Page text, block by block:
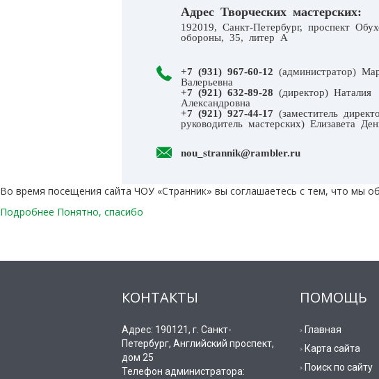
Адрес Творческих мастерских:
192019, Санкт-Петербург, проспект
обороны, 35, литер А
+7 (931) 967-60-12 (администратор)
Валерьевна
+7 (921) 632-89-28 (директор) Наталия
Александровна
+7 (921) 927-44-17 (заместитель
руководитель мастерских) Елизавета
nou_strannik@rambler.ru
Во время посещения сайта ЧОУ «Странник» вы соглашаетесь с тем, что мы
Подробнее Понятно, спасибо
ПОМОЩЬ
Главная
Карта сайта
Поиск по сайту
КОНТАКТЫ
Адрес: 190121, г. Санкт-
Петербург, Английский проспект,
дом 25
Телефон администратора: